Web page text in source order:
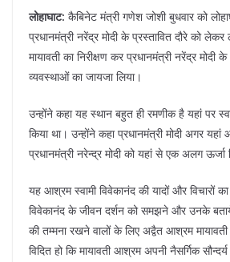
लोहाघाट: कैबिनेट मंत्री गणेश जोशी बुधवार को
प्रधानमंत्री नरेंद्र मोदी के प्रस्तावित दौरे को
मायावती का निरीक्षण कर प्रधानमंत्री नरेंद्र
व्यवस्थाओं का जायजा लिया।
उन्होंने कहा यह स्थान बहुत ही रमणीक है यहां पर
किया था। उन्होंने कहा प्रधानमंत्री मोदी अगर यहां
प्रधानमंत्री नरेन्द्र मोदी को यहां से एक अलग ऊर्जा
यह आश्रम स्वामी विवेकानंद की यादों और विचारों
विवेकानंद के जीवन दर्शन को समझने और उनके
की तम्मना रखने वालों के लिए अद्वैत आश्रम
विदित हो कि मायावती आश्रम अपनी नैसर्गिक